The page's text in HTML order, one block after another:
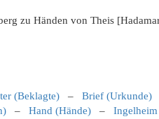
zu Händen von Theis
(Beklagte) – Brief (Urkunde)
– Hand (Hände) –